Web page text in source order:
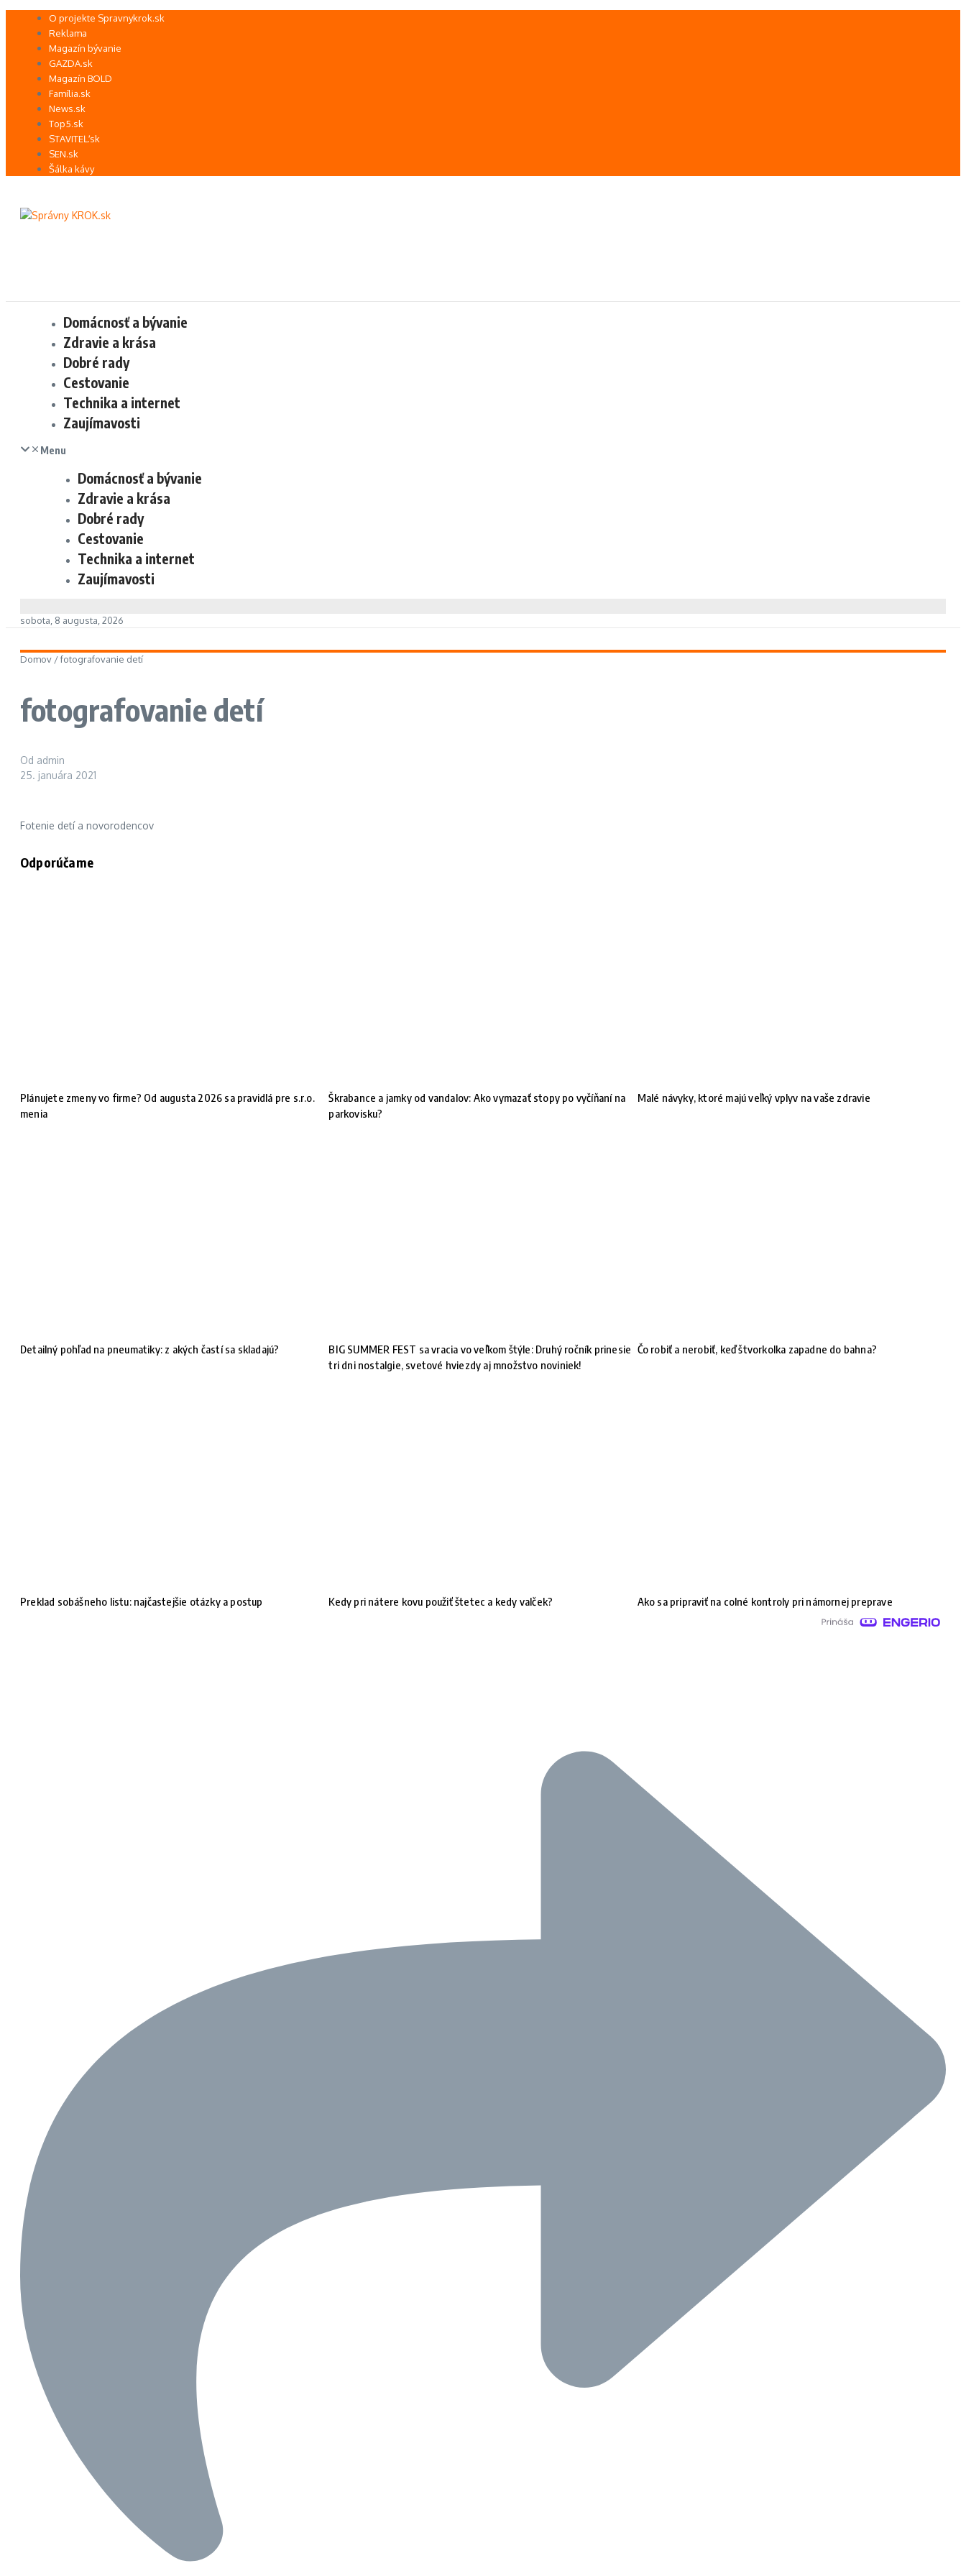
Preskočiť O projekte Spravnykrok.sk
Reklama
Magazín bývanie
GAZDA.sk
Magazín BOLD
Família.sk
News.sk
Top5.sk
STAVITEĽ.sk
SEN.sk
Šálka kávy
Domácnosť a bývanie
Zdravie a krása
Dobré rady
Cestovanie
Technika a internet
Zaujímavosti
Menu
Domácnosť a bývanie
Zdravie a krása
Dobré rady
Cestovanie
Technika a internet
Zaujímavosti
sobota, 8 augusta, 2026
Domov /fotografovanie detí
fotografovanie detí
Od admin
25. januára 2021
Fotenie detí a novorodencov
Odporúčame
Plánujete zmeny vo firme? Od augusta 2026 sa pravidlá pre s.r.o.
menia
Škrabance a jamky od vandalov: Ako vymazať stopy po vyčíňaní na
parkovisku?
Malé návyky, ktoré majú veľký vplyv na vaše zdravie
Detailný pohľad na pneumatiky: z akých častí sa skladajú?
BIG SUMMER FEST sa vracia vo veľkom štýle: Druhý ročník prinesie
tri dni nostalgie, svetové hviezdy aj množstvo noviniek!
Čo robiť a nerobiť, keď štvorkolka zapadne do bahna?
Preklad sobášneho listu: najčastejšie otázky a postup Kedy pri nátere kovu použiť štetec a kedy valček? Ako sa pripraviť na colné kontroly pri námornej preprave